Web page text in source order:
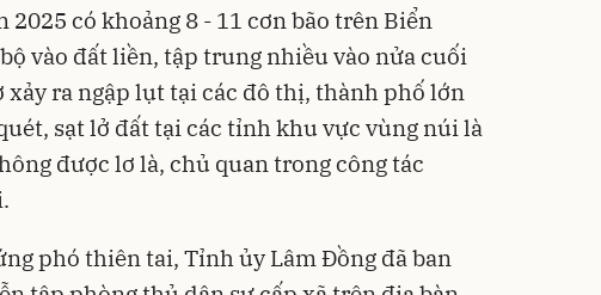
2025 có khoảng 8 - 11 cơn bão trên Biển
vào đất liền, tập trung nhiều vào nửa cuối
xảy ra ngập lụt tại các đô thị, thành phố lớn
sạt lở đất tại các tỉnh khu vực vùng núi là
được lơ là, chủ quan trong công tác
phó thiên tai, Tỉnh ủy Lâm Đồng đã ban